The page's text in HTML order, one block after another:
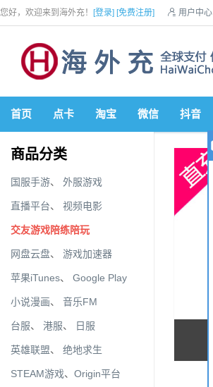
您好，欢迎来到海外充！ [登录] [免费注册]  用户中心
首页 点卡 淘宝 微信 抖音
商品分类
国服手游、 外服游戏
直播平台、 视频电影
交友游戏陪练陪玩
网盘云盘、 游戏加速器
苹果iTunes、 Google Play
小说漫画、 音乐FM
台服、 港服、 日服
英雄联盟、 绝地求生
STEAM游戏、 Origin平台